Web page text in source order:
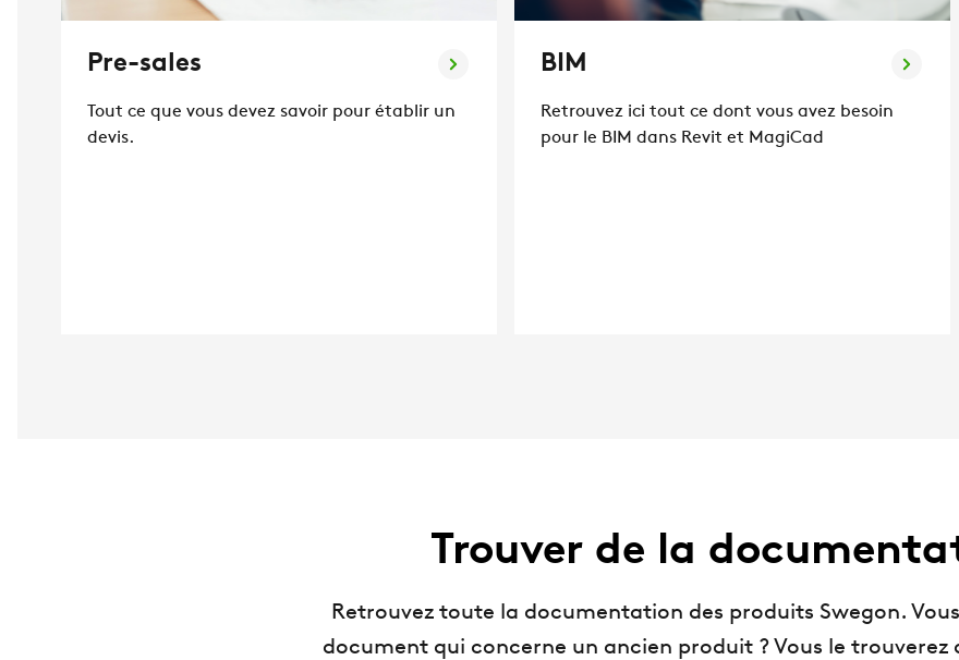
Pre-sales
Tout ce que vous devez savoir pour établir un
devis.
BIM
Retrouvez ici tout ce dont vous avez besoin
pour le BIM dans Revit et MagiCad
Trouver de la
Retrouvez toute la documentation des produits Swegon. Vous
document qui concerne un ancien produit ? Vous le trouverez